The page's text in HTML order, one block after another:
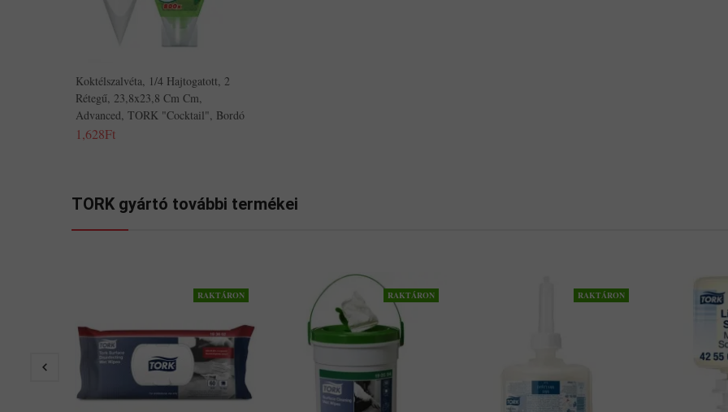
Koktélszalvéta, 1/4 Hajtogatott, 2
Rétegű, 23,8x23,8 Cm Cm,
Advanced, TORK "Cocktail", Bordó
1,628Ft
TORK gyártó további termékei
RAKTÁRON RAKTÁRON RAKTÁRON